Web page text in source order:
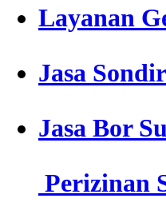
Layanan
Jasa
Jasa Bor
Perizinan